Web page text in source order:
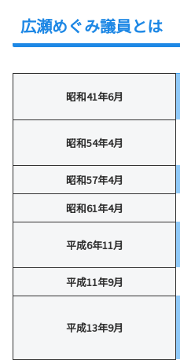
広瀬めぐみ議員とは
昭和41年6月
昭和54年4月
昭和57年4月
昭和61年4月
平成6年11月
平成11年9月
平成13年9月